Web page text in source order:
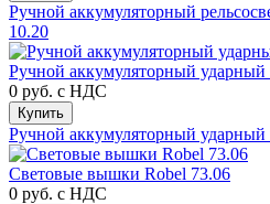
Ручной аккумуляторный
10.20
Ручной аккумуляторный ударный
0 руб. с НДС
Купить
Ручной аккумуляторный ударный
Световые вышки Robel 73.06
0 руб. с НДС